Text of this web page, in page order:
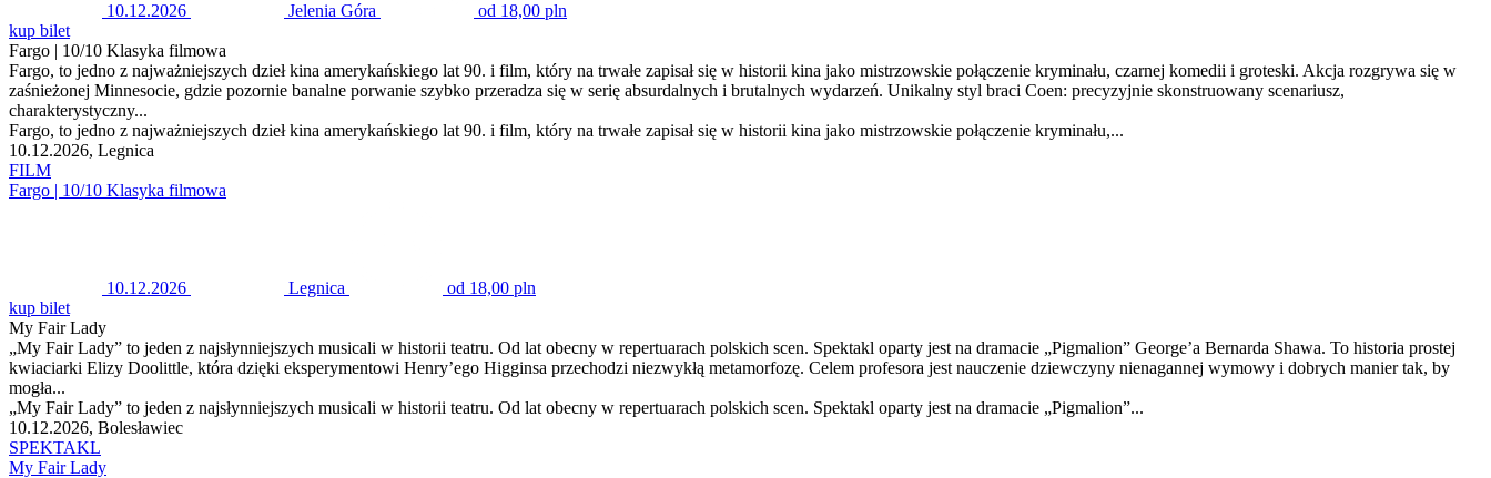
10.12.2026 Jelenia Góra
od 18,00 pln
kup bilet
Fargo | 10/10 Klasyka filmowa
Fargo, to jedno z najważniejszych dzieł kina amerykańskiego lat 90. i film, który na trwałe zapisał się w historii kina jako mistrzowskie połączenie kryminału, czarnej komedii i groteski. Akcja rozgrywa się w
zaśnieżonej Minnesocie, gdzie pozornie banalne porwanie szybko przeradza się w serię absurdalnych i brutalnych wydarzeń. Unikalny styl braci Coen: precyzyjnie skonstruowany scenariusz,
charakterystyczny...
Fargo, to jedno z najważniejszych dzieł kina amerykańskiego lat 90. i film, który na trwałe zapisał się w historii kina jako mistrzowskie połączenie kryminału,...
10.12.2026, Legnica
FILM
Fargo | 10/10 Klasyka filmowa
10.12.2026 Legnica
od 18,00 pln
kup bilet
My Fair Lady
„My Fair Lady” to jeden z najsłynniejszych musicali w historii teatru. Od lat obecny w repertuarach polskich scen. Spektakl oparty jest na dramacie „Pigmalion” George’a Bernarda Shawa. To historia prostej
kwiaciarki Elizy Doolittle, która dzięki eksperymentowi Henry’ego Higginsa przechodzi niezwykłą metamorfozę. Celem profesora jest nauczenie dziewczyny nienagannej wymowy i dobrych manier tak, by
mogła...
„My Fair Lady” to jeden z najsłynniejszych musicali w historii teatru. Od lat obecny w repertuarach polskich scen. Spektakl oparty jest na dramacie „Pigmalion”...
10.12.2026, Bolesławiec
SPEKTAKL
My Fair Lady